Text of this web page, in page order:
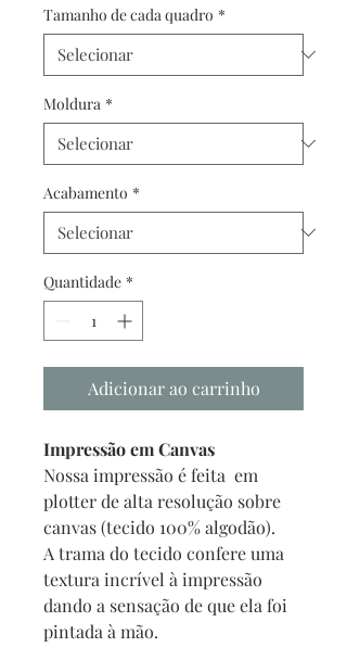
Tamanho de cada quadro *
Moldura *
Acabamento *
Quantidade *
Adicionar ao carrinho
Impressão em Canvas
Nossa impressão é feita em
plotter de alta resolução sobre
canvas (tecido 100% algodão).
A trama do tecido confere uma
textura incrível à impressão
dando a sensação de que ela foi
pintada à mão.